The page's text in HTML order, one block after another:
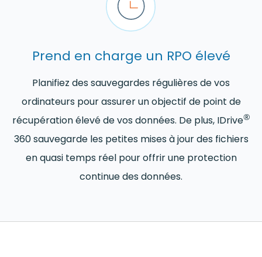
Prend en charge un RPO élevé
Planifiez des sauvegardes régulières de vos
ordinateurs pour assurer un objectif de point de
récupération élevé de vos données. De plus, IDrive®
360 sauvegarde les petites mises à jour des fichiers
en quasi temps réel pour offrir une protection
continue des données.